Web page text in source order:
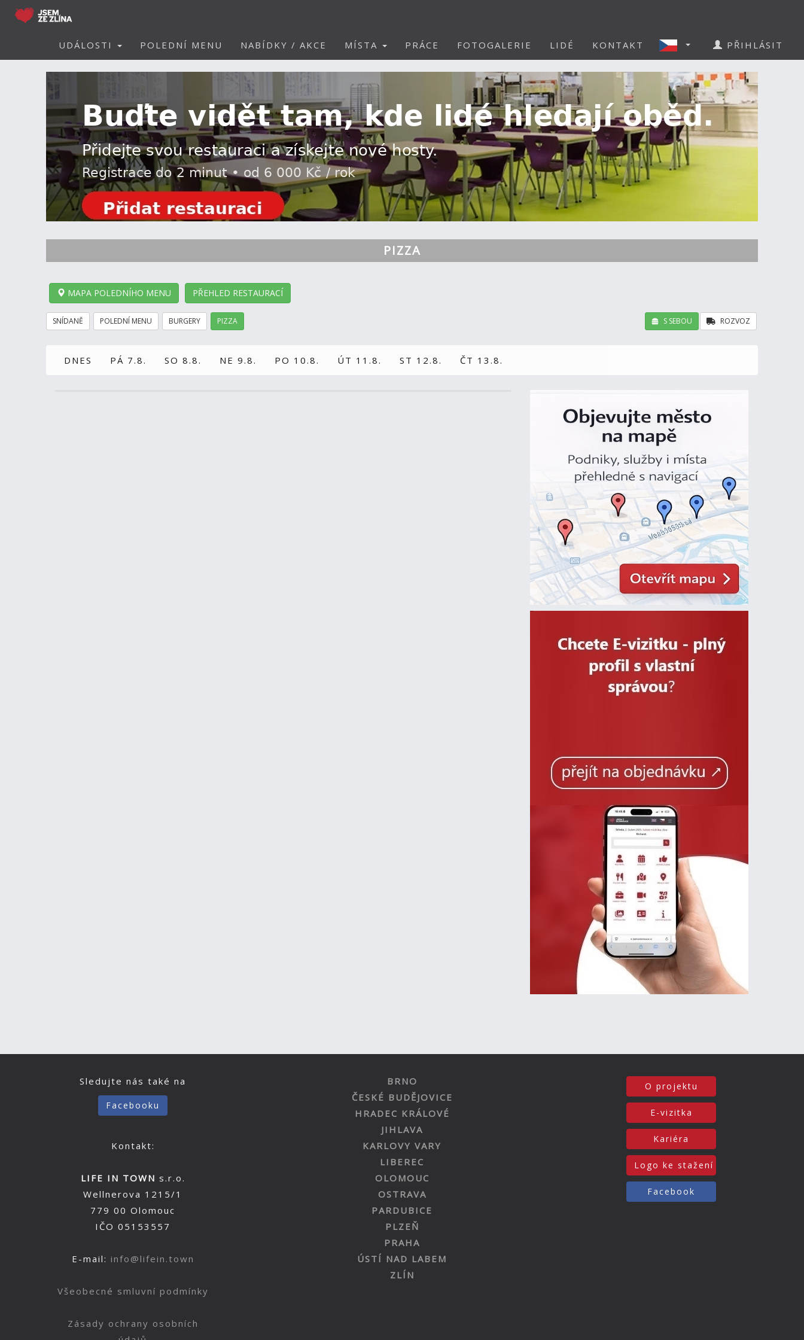
UDÁLOSTI POLEDNÍ MENU NABÍDKY / AKCE MÍSTA PRÁCE FOTOGALERIE LIDÉ KONTAKT PŘIHLÁSIT
PIZZA
MAPA POLEDNÍHO MENU PŘEHLED RESTAURACÍ
SNÍDANĚ POLEDNÍ MENU BURGERY PIZZA ROZVOZ
S SEBOU
DNES PÁ 7.8. SO 8.8. NE 9.8. PO 10.8. ÚT 11.8. ST 12.8. ČT 13.8.
Sledujte nás také na
Facebooku
Kontakt:
LIFE IN TOWN s.r.o.
Wellnerova 1215/1
779 00 Olomouc
IČO 05153557
E-mail: info@lifein.town
Všeobecné smluvní podmínky
Zásady ochrany osobních
BRNO
ČESKÉ BUDĚJOVICE
HRADEC KRÁLOVÉ
JIHLAVA
KARLOVY VARY
LIBEREC
OLOMOUC
OSTRAVA
PARDUBICE
PLZEŇ
PRAHA
ÚSTÍ NAD LABEM
ZLÍN
O projektu
E-vizitka
Kariéra
Logo ke stažení
Facebook